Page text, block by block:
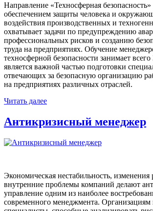
Направление «Техносферная безопасность»
обеспечением защиты человека и
воздействия производственных и
охватывает задачи по предупреждению
профессиональных рисков и созданию
труда на предприятиях. Обучение
техносферной безопасности занимает
является важной частью подготовки
отвечающих за безопасную организацию
на предприятиях различных отраслей.
Читать далее
Антикризисный менеджер
Экономическая нестабильность, изменения
внутренние проблемы компаний делают
управление одним из наиболее
современного менеджмента.